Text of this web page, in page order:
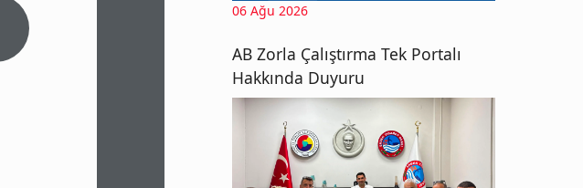
06 Ağu 2026
AB Zorla Çalıştırma Tek Portalı
Hakkında Duyuru